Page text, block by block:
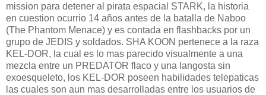
mission para detener al pirata espacial STARK, la historia
en cuestion ocurrio 14 años antes de la batalla de Naboo
(The Phantom Menace) y es contada en flashbacks por un
grupo de JEDIS y soldados. SHA KOON pertenece a la raza
KEL-DOR, la cual es lo mas parecido visualmente a una
mezcla entre un PREDATOR flaco y una langosta sin
exoesqueleto, los KEL-DOR poseen habilidades telepaticas
las cuales son aun mas desarrolladas entre los usuarios de